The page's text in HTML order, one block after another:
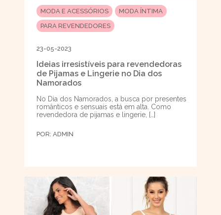
MODA E ACESSÓRIOS
MODA ÍNTIMA
PARA REVENDEDORES
23-05-2023
Ideias irresistíveis para revendedoras
de Pijamas e Lingerie no Dia dos
Namorados
No Dia dos Namorados, a busca por presentes
românticos e sensuais está em alta. Como
revendedora de pijamas e lingerie, […]
POR: ADMIN